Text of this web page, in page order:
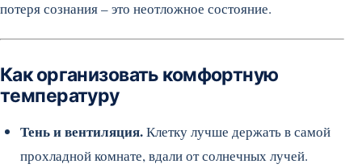
потеря сознания – это неотложное состояние.
Как организовать комфортную
температуру
Тень и вентиляция.Клетку лучше держать в самой
прохладной комнате, вдали от солнечных лучей.